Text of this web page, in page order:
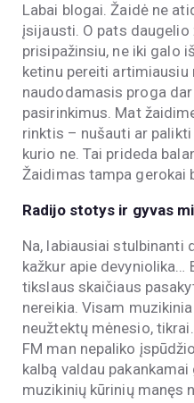
Labai blogai. Žaidė ne
įsijausti. O pats daugelio
prisipažinsiu, ne iki galo
ketinu pereiti artimiausiu
naudodamasis proga
pasirinkimus. Mat
rinktis – nušauti ar palikti
kurio ne. Tai prideda
Žaidimas tampa gerokai
Radijo stotys ir gyvas
Na, labiausiai stulbinanti
kažkur apie devyniolika…
tikslaus skaičiaus
nereikia. Visam
neužtektų mėnesio,
FM man nepaliko
kalbą valdau
muzikinių kūrinių manęs